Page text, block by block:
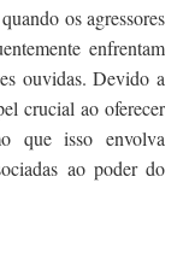
os agressores
enfrentam
ouvidas. Devido a
crucial ao oferecer
que isso envolva
ao poder do